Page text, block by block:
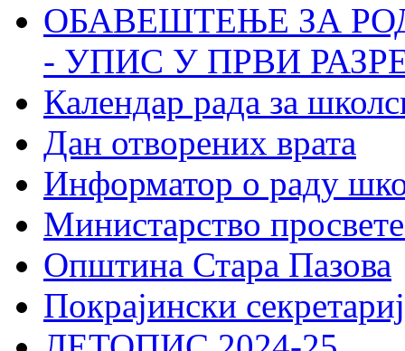
ОБАВЕШТЕЊЕ ЗА
- УПИС У ПРВИ
Календар рада за
Дан отворених врата
Информатор о раду
Министарство
Општина Стара Пазова
Покрајински